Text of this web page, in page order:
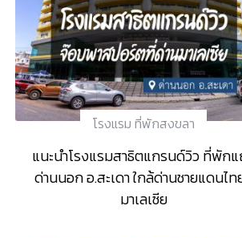
โรงแรม ที่พักสงขลา
แนะนำโรงแรมสาธิตแกรนด์วิว ที่พัก
ด่านนอก อ.สะเดา ใกล้ด่านชายแดนไ
มาเลเซีย